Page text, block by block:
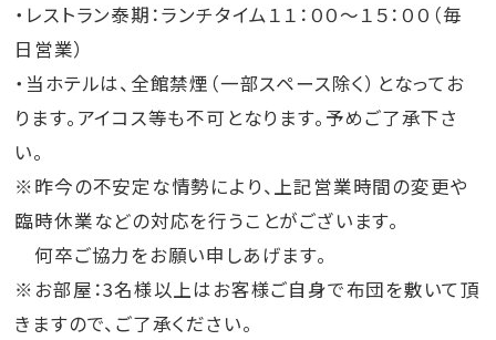
＼他にも直前割や素泊まりプランなども販売中／
プラン一覧はこちら
5名まで宿泊OK！Cタイプのお部屋はこちら
・レストラン泰期：ランチタイム１１：００～１５：００（毎
日営業）
・当ホテルは、全館禁煙（一部スペース除く）となってお
ります。アイコス等も不可となります。予めご了承下さ
い。
※昨今の不安定な情勢により、上記営業時間の変更や
臨時休業などの対応を行うことがございます。
何卒ご協力をお願い申しあげます。
※お部屋：3名様以上はお客様ご自身で布団を敷いて頂
きますので、ご了承ください。